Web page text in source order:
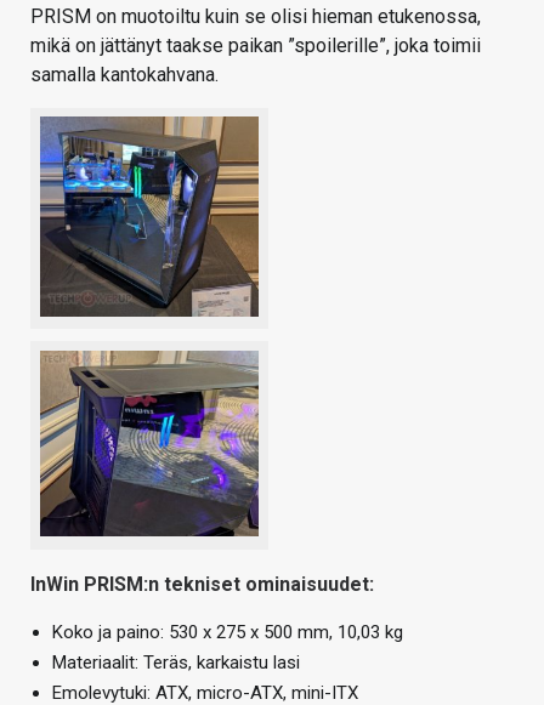
PRISM on muotoiltu kuin se olisi hieman etukenossa,
mikä on jättänyt taakse paikan ”spoilerille”, joka toimii
samalla kantokahvana.
InWin PRISM:n tekniset ominaisuudet:
Koko ja paino: 530 x 275 x 500 mm, 10,03 kg
Materiaalit: Teräs, karkaistu lasi
Emolevytuki: ATX, micro-ATX, mini-ITX